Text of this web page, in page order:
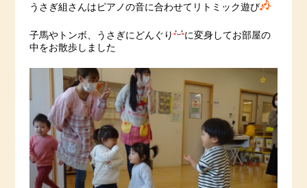
うさぎ組さんはピアノの音に合わせてリトミック遊び
子馬やトンボ、うさぎにどんぐり
に変身してお部屋の
中をお散歩しました